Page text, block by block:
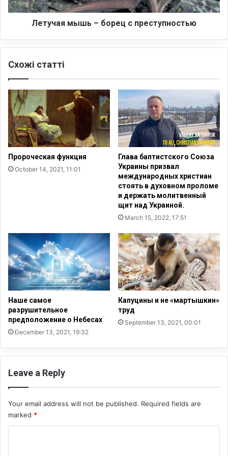
ы
о
ц
с
п
р
е
т
у
ь
ю
Летучая мышь – борец с преступностью
Схожі статті
Пророческая функция
October 14, 2021, 11:01
Глава баптистского Союза
Украины призвал
международных христиан
стоять в духовном проломе
и держать молитвенный
щит над Украиной.
March 15, 2022, 17:51
Наше самое
разрушительное
предположение о Небесах
December 13, 2021, 19:32
Капуцины и не «мартышкин»
труд
September 13, 2021, 00:01
Leave a Reply
Your email address will not be published. Required fields are
marked *